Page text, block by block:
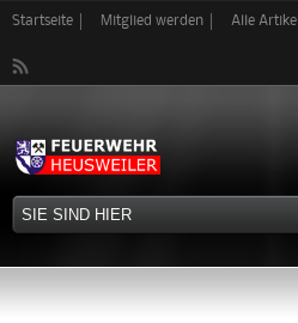
Direkt
Startseite Mitglied werden Alle Artikel